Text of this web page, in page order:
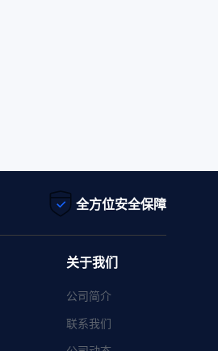
全方位安全保障
关于我们
公司简介
联系我们